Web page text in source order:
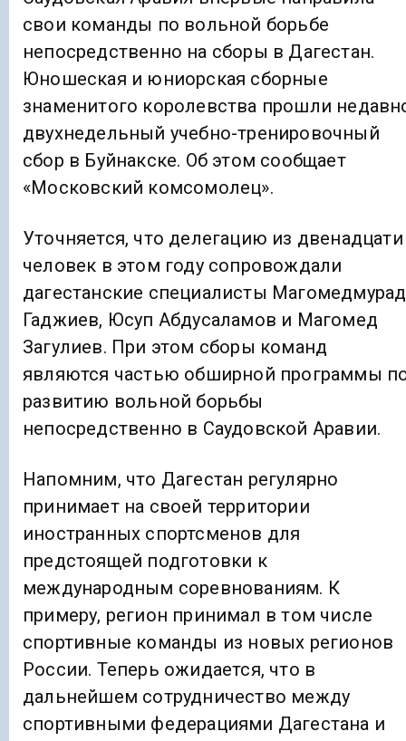
свои команды по вольной борьбе
непосредственно на сборы в Дагестан.
Юношеская и юниорская сборные
знаменитого королевства прошли
двухнедельный учебно-тренировочный
сбор в Буйнакске. Об этом сообщает
«Московский комсомолец».
Уточняется, что делегацию из двенадцати
человек в этом году сопровождали
дагестанские специалисты Магомедмурад
Гаджиев, Юсуп Абдусаламов и Магомед
Загулиев. При этом сборы команд
являются частью обширной программы
развитию вольной борьбы
непосредственно в Саудовской Аравии.
Напомним, что Дагестан регулярно
принимает на своей территории
иностранных спортсменов для
предстоящей подготовки к
международным соревнованиям. К
примеру, регион принимал в том числе
спортивные команды из новых регионов
России. Теперь ожидается, что в
дальнейшем сотрудничество между
спортивными федерациями Дагестана и